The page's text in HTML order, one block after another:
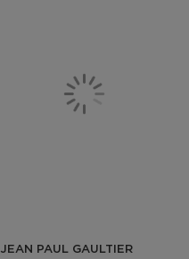
JEAN PAUL GAULTIER